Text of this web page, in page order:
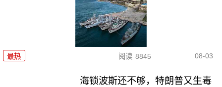
最热 阅读 8845 08-03
海锁波斯还不够，特朗普又生毒